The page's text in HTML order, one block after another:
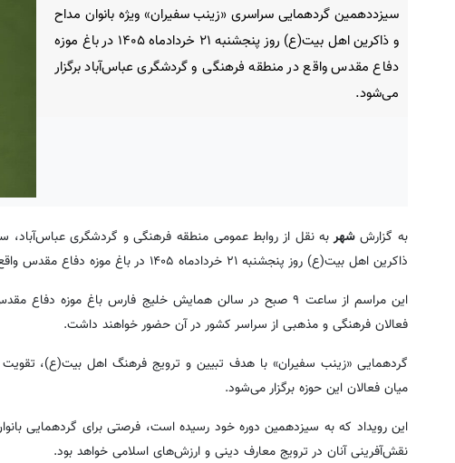
سیزددهمین گردهمایی سراسری «زینب سفیران» ویژه بانوان مداح
و ذاکرین اهل بیت(ع) روز پنجشنبه ۲۱ خردادماه ۱۴۰۵ در باغ موزه
دفاع مقدس واقع در منطقه فرهنگی و گردشگری عباس‌آباد برگزار
می‌شود.
به گزارششهربه نقل از روابط عمومی منطقه فرهنگی و گردشگری عباس‌آباد،
ذاکرین اهل بیت(ع) روز پنجشنبه ۲۱ خردادماه ۱۴۰۵ در باغ موزه دفاع مقدس واقع در منطقه فرهنگی و گردشگری عباس‌آباد برگزار می‌شود.
این مراسم از ساعت ۹ صبح در سالن همایش خلیج فارس باغ
فعالان فرهنگی و مذهبی از سراسر کشور در آن حضور خواهند داشت.
گردهمایی «زینب سفیران» با هدف تبیین و ترویج فرهنگ اهل بیت(ع)، تقویت
میان فعالان این حوزه برگزار می‌شود.
این رویداد که به سیزدهمین دوره خود رسیده است، فرصتی برای گردهمایی
نقش‌آفرینی آنان در ترویج معارف دینی و ارزش‌های اسلامی خواهد بود.